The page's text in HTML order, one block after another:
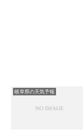
岐阜県の天気予報